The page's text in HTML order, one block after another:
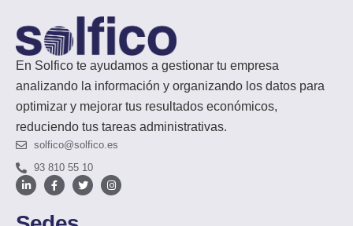
En Solfico te ayudamos a gestionar tu empresa
analizando la información y organizando los datos para
optimizar y mejorar tus resultados económicos,
reduciendo tus tareas administrativas.
solfico@solfico.es
93 810 55 10